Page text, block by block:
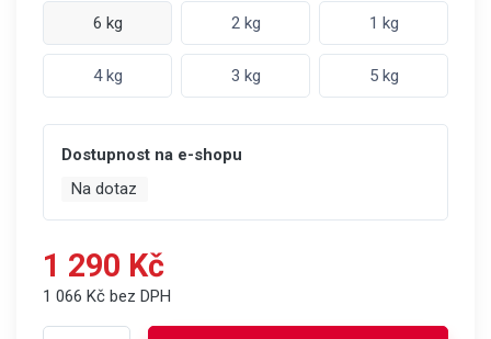
6 kg 2 kg 1 kg
4 kg 3 kg 5 kg
Dostupnost na e-shopu
Na dotaz
1 290 Kč
1 066 Kč bez DPH